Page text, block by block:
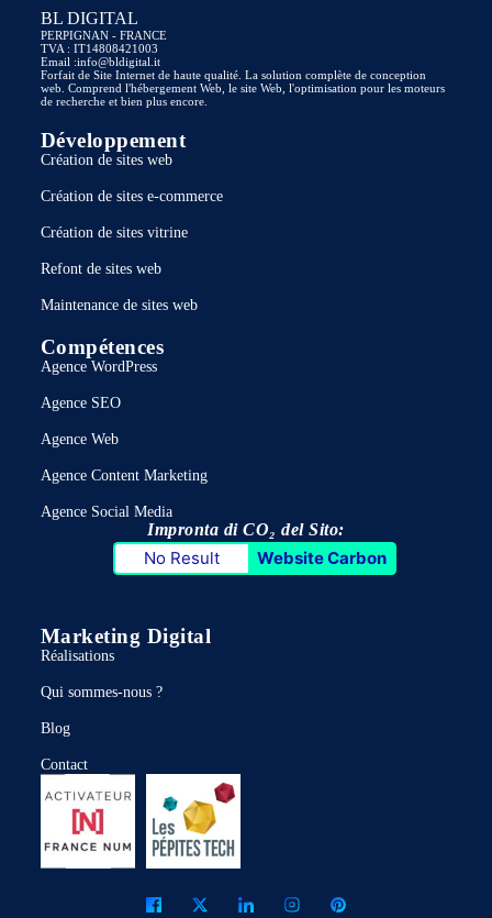
BL DIGITAL
PERPIGNAN - FRANCE
TVA : IT14808421003
Email :info@bldigital.it
Forfait de Site Internet de haute qualité. La solution complète de conception
web. Comprend l'hébergement Web, le site Web, l'optimisation pour les moteurs
de recherche et bien plus encore.
Développement
Création de sites web
Création de sites e-commerce
Création de sites vitrine
Refont de sites web
Maintenance de sites web
Compétences
Agence WordPress
Agence SEO
Agence Web
Agence Content Marketing
Agence Social Media
Impronta di CO₂ del Sito:
No Result Website Carbon
Marketing Digital
Réalisations
Qui sommes-nous ?
Blog
Contact